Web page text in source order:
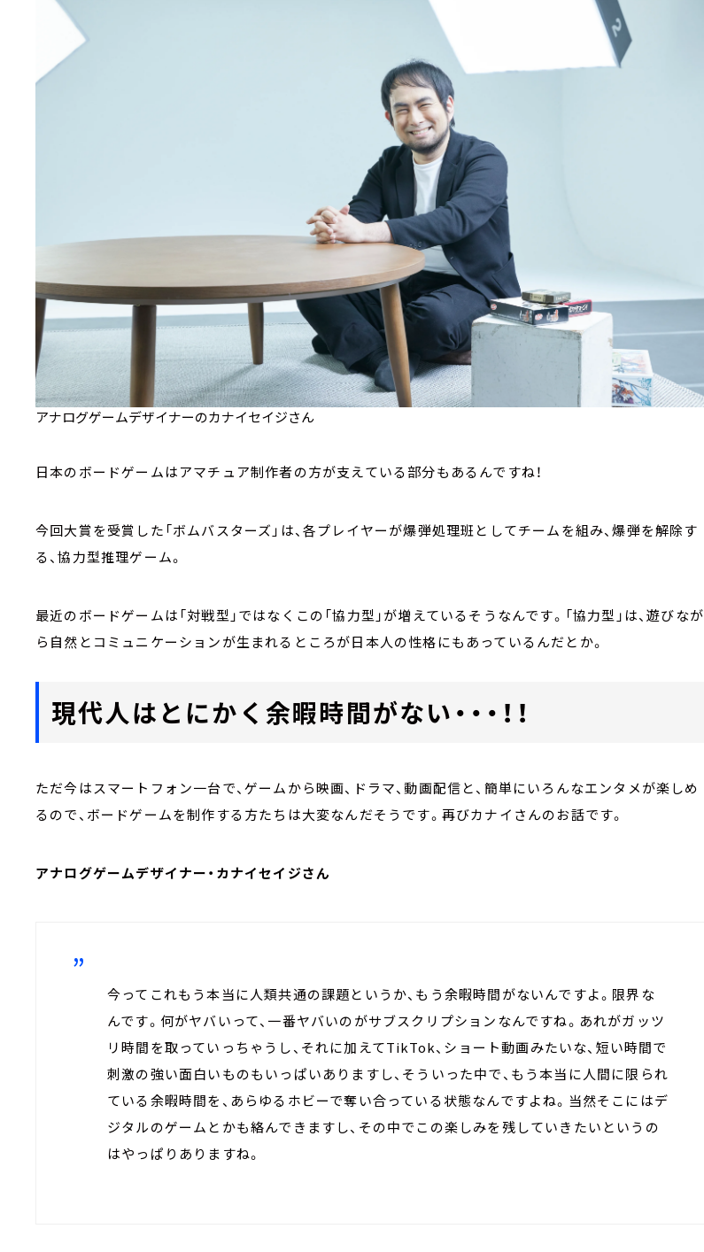
アナログゲームデザイナーのカナイセイジさん
日本のボードゲームはアマチュア制作者の方が支えている部分もあるんですね！
今回大賞を受賞した「ボムバスターズ」は、各プレイヤーが爆弾処理班としてチームを組み、爆弾を解除す
る、協力型推理ゲーム。
最近のボードゲームは「対戦型」ではなくこの「協力型」が増えているそうなんです。「協力型」は、遊びなが
ら自然とコミュニケーションが生まれるところが日本人の性格にもあっているんだとか。
現代人はとにかく余暇時間がない・・・！！
ただ今はスマートフォン一台で、ゲームから映画、ドラマ、動画配信と、簡単にいろんなエンタメが楽しめ
るので、ボードゲームを制作する方たちは大変なんだそうです。再びカナイさんのお話です。
アナログゲームデザイナー・カナイセイジさん
今ってこれもう本当に人類共通の課題というか、もう余暇時間がないんですよ。限界な
んです。何がヤバいって、一番ヤバいのがサブスクリプションなんですね。あれがガッツ
リ時間を取っていっちゃうし、それに加えてTikTok、ショート動画みたいな、短い時間で
刺激の強い面白いものもいっぱいありますし、そういった中で、もう本当に人間に限られ
ている余暇時間を、あらゆるホビーで奪い合っている状態なんですよね。当然そこにはデ
ジタルのゲームとかも絡んできますし、その中でこの楽しみを残していきたいというの
はやっぱりありますね。